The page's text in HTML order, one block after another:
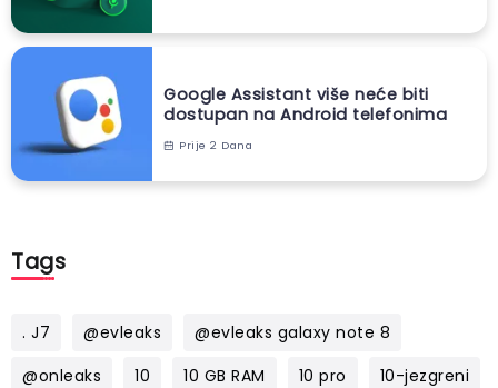
Google Assistant više neće biti
dostupan na Android telefonima
Prije 2 Dana
Tags
. J7 @evleaks
@evleaks galaxy note 8
@onleaks
10 10 GB RAM 10 pro
10-jezgreni